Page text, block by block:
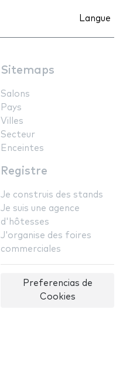
Langue
Sitemaps
Salons
Pays
Villes
Secteur
Enceintes
Registre
Je construis des stands
Je suis une agence
d'hôtesses
J'organise des foires
commerciales
Preferencias de
Cookies